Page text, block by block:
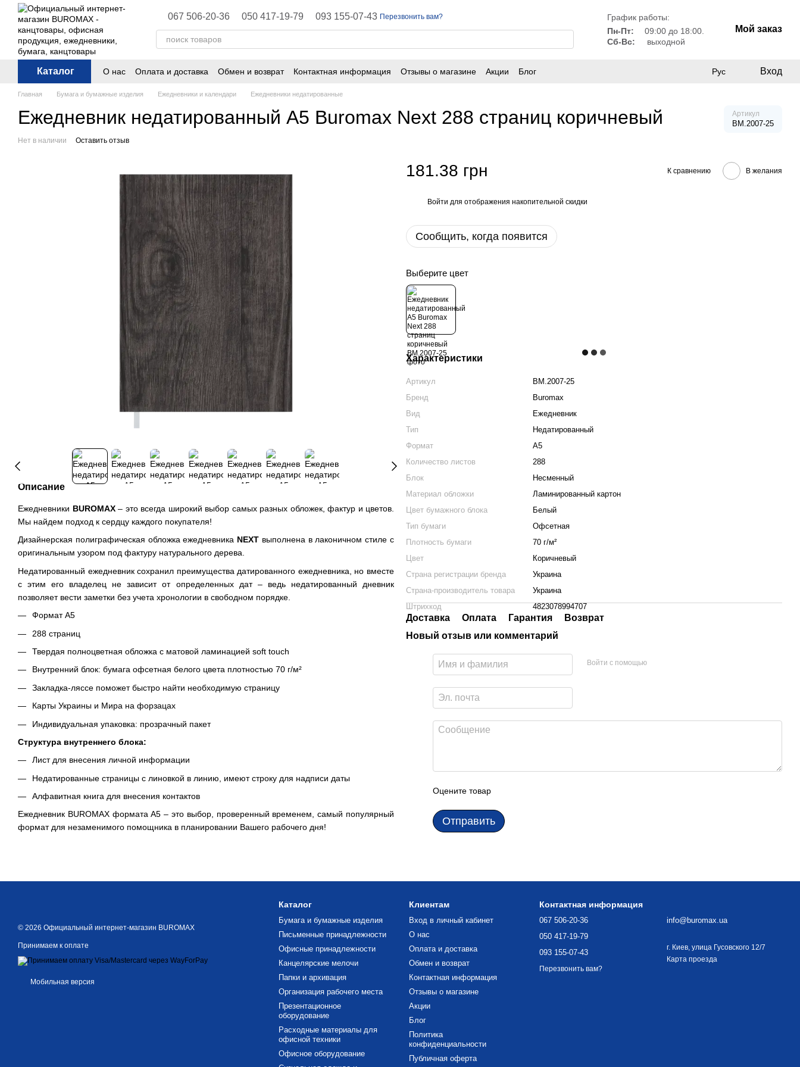
Перейти к основному контенту
067 506-20-36 050 417-19-79 093 155-07-43 Перезвонить вам?
График работы:
Пн-Пт:
09:00 до 18:00.
Сб-Вс:
выходной
Мой заказ
Каталог О нас Оплата и доставка Обмен и возврат Контактная информация Отзывы о магазине Акции
Блог
Рус Вход
Главная Бумага и бумажные изделия Ежедневники и календари Ежедневники недатированные
Ежедневник недатированный А5 Buromax Next 288 страниц коричневый Артикул
BM.2007-25
Нет в наличии Оставить отзыв
Описание
Ежедневники BUROMAX – это всегда широкий выбор самых разных обложек, фактур и цветов.
Мы найдем подход к сердцу каждого покупателя!
Дизайнерская полиграфическая обложка ежедневника NEXT выполнена в лаконичном стиле с
оригинальным узором под фактуру натурального дерева.
Недатированный ежедневник сохранил преимущества датированного ежедневника, но вместе
с этим его владелец не зависит от определенных дат – ведь недатированный дневник
позволяет вести заметки без учета хронологии в свободном порядке.
Формат А5
288 страниц
Твердая полноцветная обложка с матовой ламинацией soft touch
Внутренний блок: бумага офсетная белого цвета плотностью 70 г/м²
Закладка-ляссе поможет быстро найти необходимую страницу
Карты Украины и Мира на форзацах
Индивидуальная упаковка: прозрачный пакет
Структура внутреннего блока:
Лист для внесения личной информации
Недатированные страницы с линовкой в линию, имеют строку для надписи даты
Алфавитная книга для внесения контактов
Ежедневник BUROMAX формата А5 – это выбор, проверенный временем, самый популярный
формат для незаменимого помощника в планировании Вашего рабочего дня!
181.38 грн К сравнению В желания
Войти для отображения накопительной скидки
Сообщить, когда появится
Выберите цвет
Характеристики
Артикул
BM.2007-25
Бренд
Buromax
Вид
Ежедневник
Тип
Недатированный
Формат
А5
Количество листов
288
Блок
Несменный
Материал обложки
Ламинированный картон
Цвет бумажного блока
Белый
Тип бумаги
Офсетная
Плотность бумаги
70 г/м²
Цвет
Коричневый
Страна регистрации бренда
Украина
Страна-производитель товара
Украина
Штрихкод
4823078994707
Доставка Оплата Гарантия
Возврат
Новый отзыв или комментарий
Войти с помощью
Оцените товар
Отправить
© 2026 Официальный интернет-магазин BUROMAX
Принимаем к оплате
Мобильная версия
Каталог
Бумага и бумажные изделия
Письменные принадлежности
Офисные принадлежности
Канцелярские мелочи
Папки и архивация
Организация рабочего места
Презентационное
оборудование
Расходные материалы для
офисной техники
Офисное оборудование
Клиентам
Вход в личный кабинет
О нас
Оплата и доставка
Обмен и возврат
Контактная информация
Отзывы о магазине
Акции
Блог
Политика
конфиденциальности
Публичная оферта
Контактная информация
067 506-20-36
050 417-19-79
093 155-07-43
Перезвонить вам?
info@buromax.ua
г. Киев, улица Гусовского 12/7
Карта проезда